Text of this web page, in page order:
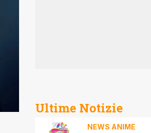
Ultime Notizie
NEWS ANIME